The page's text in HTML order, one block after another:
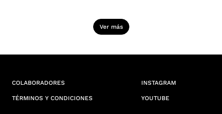
Ver más
COLABORADORES
TÉRMINOS Y CONDICIONES
INSTAGRAM
YOUTUBE